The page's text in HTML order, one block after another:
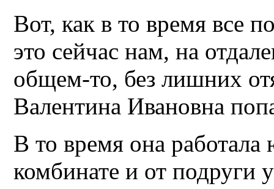
Вот, как в то время все
это сейчас нам, на
общем-то, без лишних
Валентина Ивановна
В то время она
комбинате и от подруги